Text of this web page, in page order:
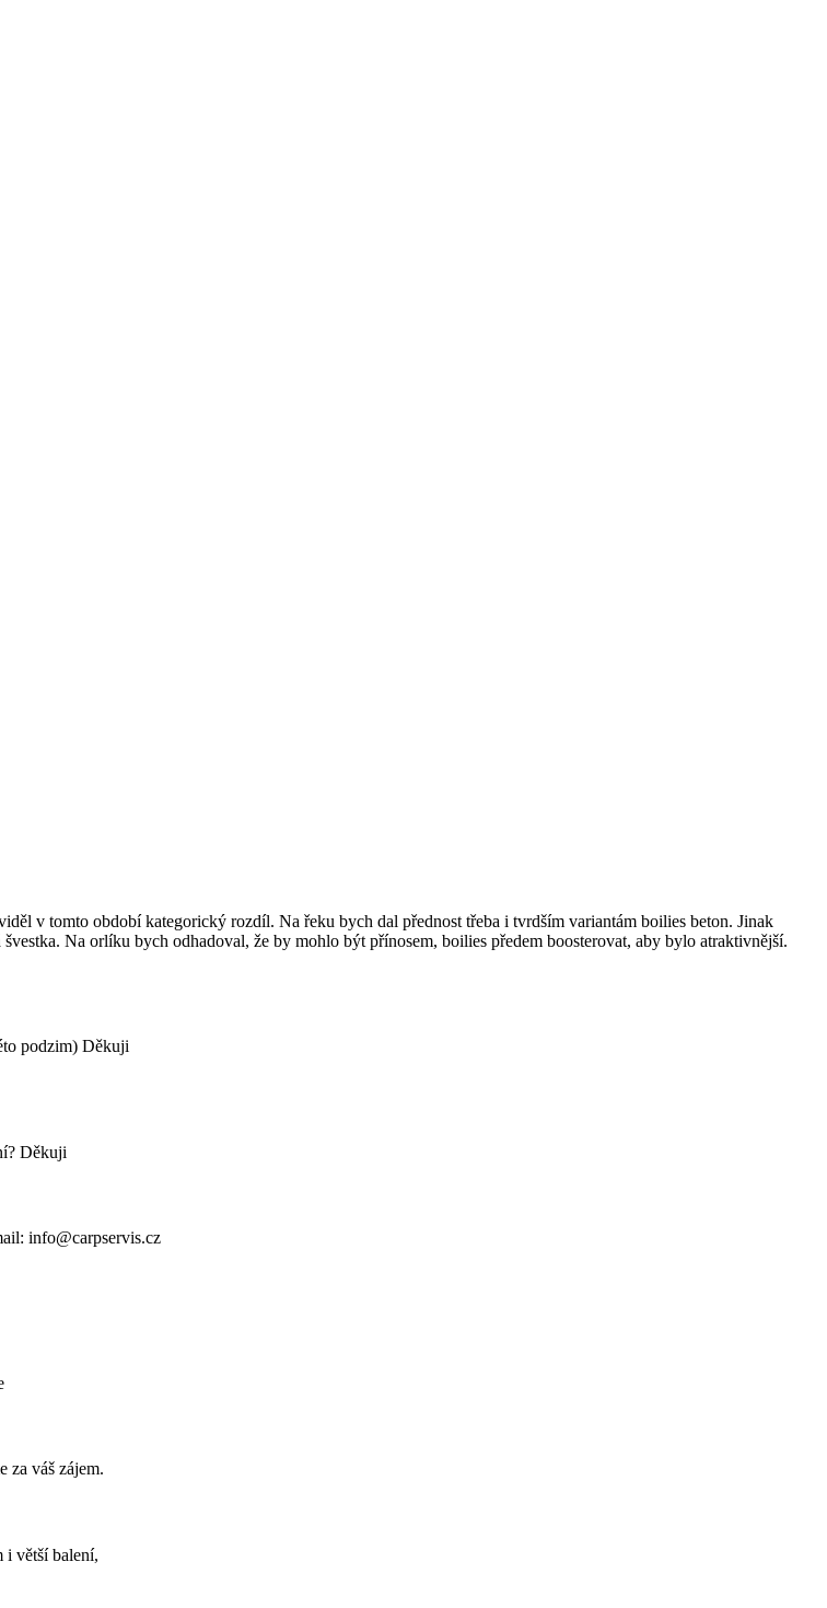
v tomto období kategorický rozdíl. Na řeku bych dal přednost třeba i tvrdším variantám boilies beton. Jinak
Na orlíku bych odhadoval, že by mohlo být přínosem, boilies předem boosterovat, aby bylo atraktivnější.
podzim) Děkuji
Děkuji
info@carpservis.cz
za váš zájem.
i větší balení,